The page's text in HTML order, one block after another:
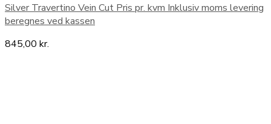
Silver Travertino Vein Cut Pris pr. kvm Inklusiv moms levering
beregnes ved kassen
845,00 kr.